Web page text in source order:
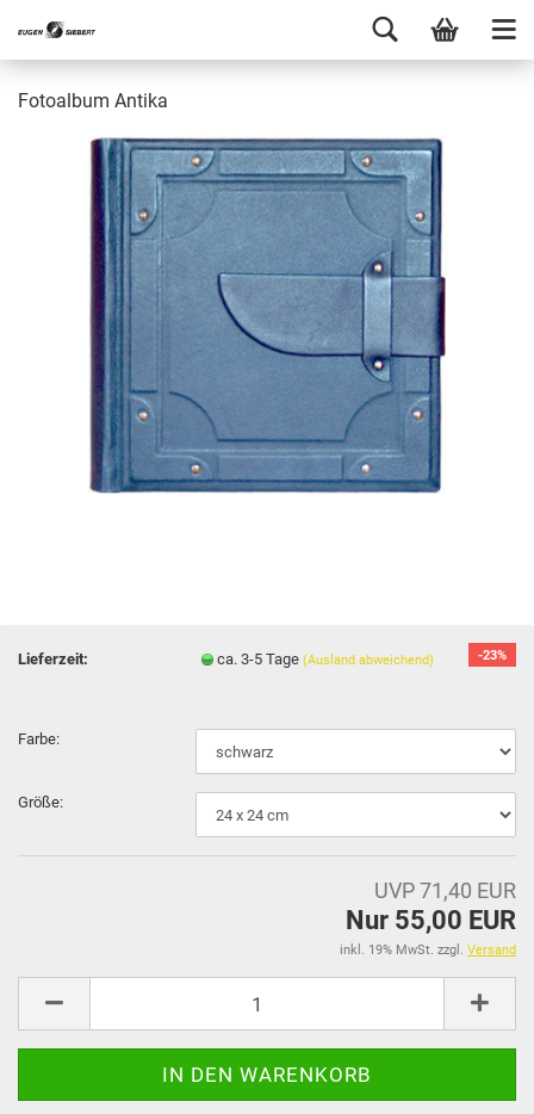
Fotoalbum Antika
-23%
Lieferzeit: ca. 3-5 Tage(Ausland abweichend)
Farbe:
Größe:
UVP 71,40 EUR
Nur 55,00 EUR
inkl. 19% MwSt. zzgl. Versand